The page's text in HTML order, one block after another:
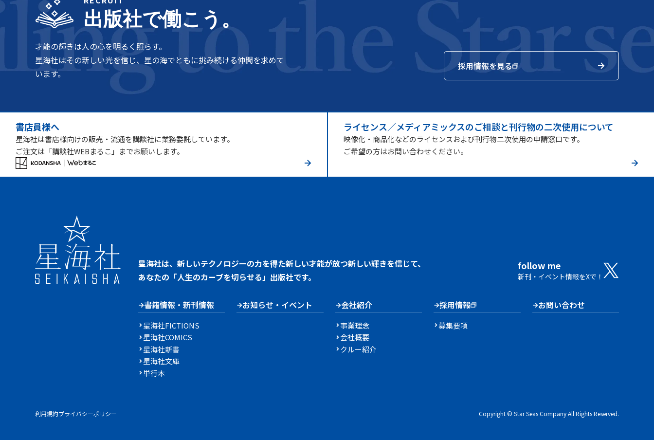
出版社で働こう。
才能の輝きは人の心を明るく照らす。
星海社はその新しい光を信じ、星の海でともに挑み続ける仲間を求めて
います。
採用情報を見る
書店員様へ
星海社は書店様向けの販売・流通を講談社に業務委託しています。
ご注文は「講談社WEBまるこ」までお願いします。
ライセンス／メディアミックスのご相談と刊行物の二次使用について
映像化・商品化などのライセンスおよび刊行物二次使用の申請窓口です。
ご希望の方はお問い合わせください。
星海社は、新しいテクノロジーの力を得た新しい才能が放つ新しい輝きを信じて、
あなたの「人生のカーブを切らせる」出版社です。
follow me
新刊・イベント情報をXで！
書籍情報・新刊情報
星海社FICTIONS
星海社COMICS
星海社新書
星海社文庫
単行本
お知らせ・イベント 会社紹介
事業理念
会社概要
クルー紹介
採用情報
募集要項
お問い合わせ
利用規約プライバシーポリシー Copyright © Star Seas Company All Rights Reserved.